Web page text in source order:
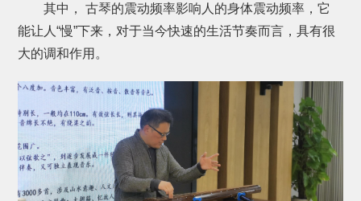
其中， 古琴的震动频率影响人的身体震动频率，它
能让人“慢”下来，对于当今快速的生活节奏而言，具有很
大的调和作用。